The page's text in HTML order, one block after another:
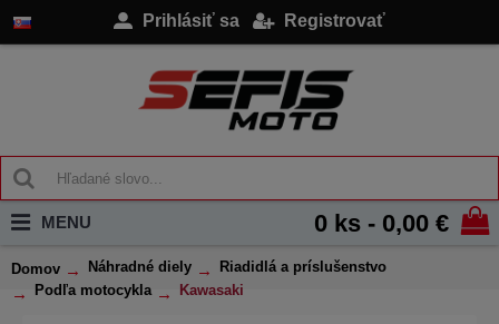
Prihlásiť sa Registrovať
0 ks - 0,00 €
MENU
Domov Náhradné diely
Riadidlá a príslušenstvo
Podľa motocykla
Kawasaki